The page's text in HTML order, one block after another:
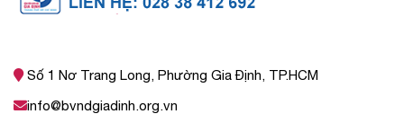
Số 1 Nơ Trang Long, Phường Gia Định, TP.HCM
info@bvndgiadinh.org.vn